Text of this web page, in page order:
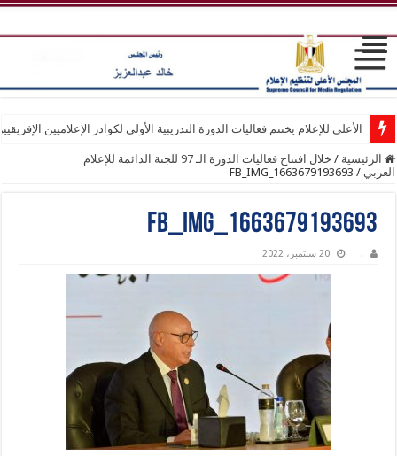
الأعلى للإعلام يختتم فعاليات الدورة التدريبية الأولى لكوادر الإعلاميين
الرئيسية /
خلال افتتاح فعاليات الدورة الـ 97 للجنة الدائمة للإعلام
العربي /
FB_IMG_1663679193693
FB_IMG_1663679193693
. 20 سبتمبر، 2022